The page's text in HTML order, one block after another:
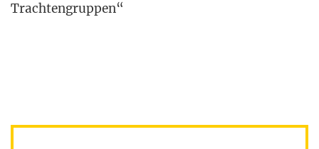
Trachtengruppen“